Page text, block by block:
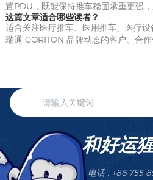
置PDU，既能保持推车稳固承重更强
这篇文章适合哪些读者？
适合关注医疗推车、医用推车、医疗
瑞通 CORITON 品牌动态的客户、合作
和好运
电话 : +86 755